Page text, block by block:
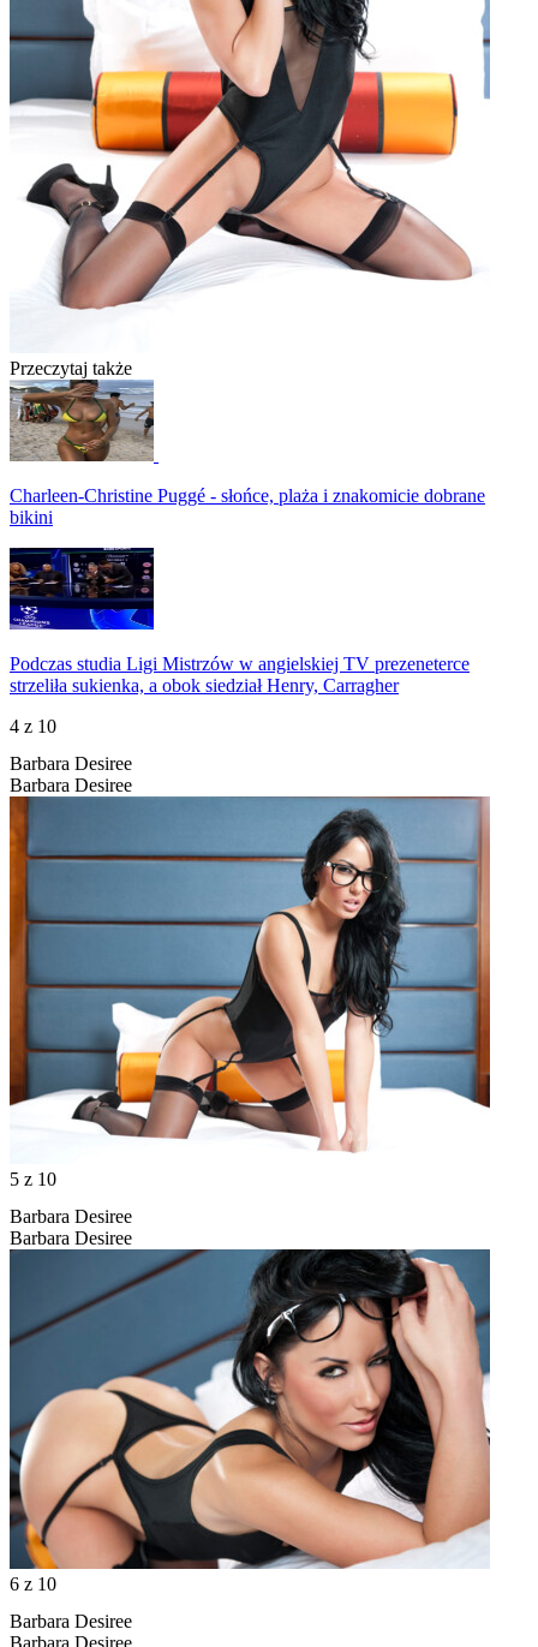
Przeczytaj także
Charleen-Christine Puggé - słońce, plaża i znakomicie dobrane
bikini
Podczas studia Ligi Mistrzów w angielskiej TV prezeneterce
strzeliła sukienka, a obok siedział Henry, Carragher
4 z 10
Barbara Desiree
Barbara Desiree
5 z 10
Barbara Desiree
Barbara Desiree
6 z 10
Barbara Desiree